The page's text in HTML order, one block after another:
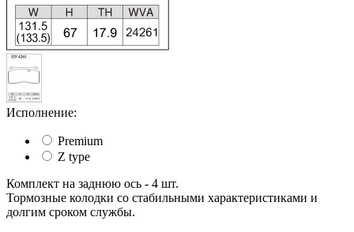
Исполнение:
Premium
Z type
Комплект на заднюю ось - 4 шт.
Тормозные колодки со стабильными характеристиками и
долгим сроком службы.